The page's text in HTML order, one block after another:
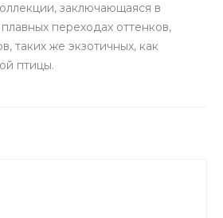
заключающаяся в
переходах оттенков,
таких же экзотичных, как
птицы.